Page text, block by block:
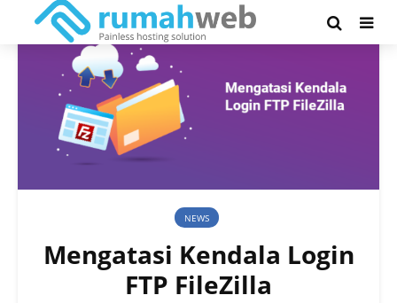
NEWS
Mengatasi Kendala Login
FTP FileZilla